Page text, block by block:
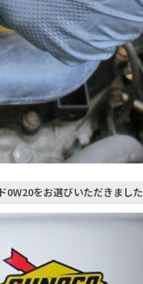
をお選びいただきました